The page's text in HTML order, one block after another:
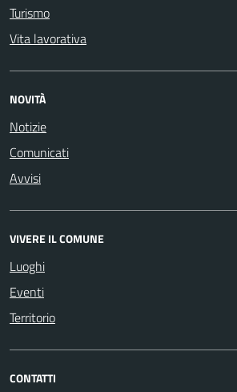
Turismo
Vita lavorativa
NOVITÀ
Notizie
Comunicati
Avvisi
VIVERE IL COMUNE
Luoghi
Eventi
Territorio
CONTATTI